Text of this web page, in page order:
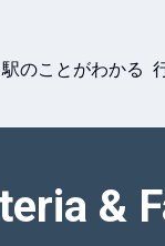
のことがわかる
&